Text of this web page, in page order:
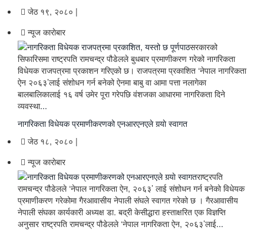
जेठ १९, २०८० |
न्यूज काराेबार
सरकारको
सिफारिसमा राष्ट्रपति रामचन्द्र पौडेलले बुधबार प्रमाणीकरण गरेको नागरिकता
विधेयक राजपत्रमा प्रकाशन गरिएको छ। राजपत्रमा प्रकाशित ‘नेपाल नागरिकता
ऐन २०६३’लाई संशोधन गर्न बनेको ऐनमा बाबु वा आमा पत्ता नलागेका
बालबालिकालाई १६ वर्ष उमेर पूरा गरेपछि वंशजका आधारमा नागरिकता दिने
व्यवस्था...
नागरिकता विधेयक प्रमाणीकरणको एनआरएनएले गर्‍याे स्वागत
जेठ १८, २०८० |
न्यूज काराेबार
राष्ट्रपति
रामचन्द्र पौडेलले ‘नेपाल नागरिकता ऐन, २०६३’ लाई संशोधन गर्न बनेको विधेयक
प्रमाणीकरण गरेकोमा गैरआवासीय नेपाली संघले स्वागत गरेको छ । गैरआवासीय
नेपाली संघका कार्यकारी अध्यक्ष डा. बद्री केसीद्धारा हस्ताक्षरित एक विज्ञप्ति
अनुसार राष्ट्रपति रामचन्द्र पौडेलले ‘नेपाल नागरिकता ऐन, २०६३’लाई...